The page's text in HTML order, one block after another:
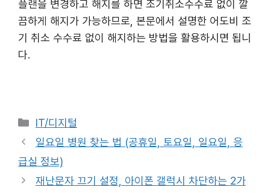
플랜을 변경하고 해지를 하면 조기취소수수료 없이 깔
끔하게 해지가 가능하므로, 본문에서 설명한 어도비 조
기 취소 수수료 없이 해지하는 방법을 활용하시면 됩니
다.
카
테
고
리
IT/디지털
일요일 병원 찾는 법 (공휴일, 토요일, 일요일, 응
급실 정보)
재난문자 끄기 설정, 아이폰 갤럭시 차단하는 2가